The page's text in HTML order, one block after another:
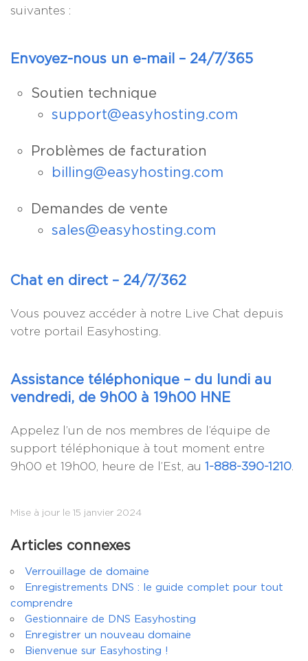
suivantes :
Envoyez-nous un e-mail – 24/7/365
Soutien technique
support@easyhosting.com
Problèmes de facturation
billing@easyhosting.com
Demandes de vente
sales@easyhosting.com
Chat en direct – 24/7/362
Vous pouvez accéder à notre Live Chat depuis
votre portail Easyhosting.
Assistance téléphonique – du lundi au
vendredi, de 9h00 à 19h00 HNE
Appelez l’un de nos membres de l’équipe de
support téléphonique à tout moment entre
9h00 et 19h00, heure de l’Est, au 1-888-390-1210
Mise à jour le 15 janvier 2024
Articles connexes
Verrouillage de domaine
Enregistrements DNS : le guide complet pour tout
comprendre
Gestionnaire de DNS Easyhosting
Enregistrer un nouveau domaine
Bienvenue sur Easyhosting !